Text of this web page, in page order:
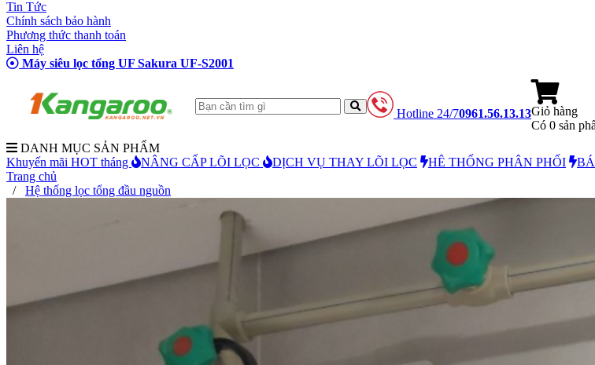
Tin Tức
Chính sách bảo hành
Phương thức thanh toán
Liên hệ
Máy siêu lọc tổng UF Sakura UF-S2001
Hotline 24/70961.56.13.13Giỏ hàng
Có 0 sản
DANH MỤC SẢN PHẨM
Khuyến mãi HOT tháng
NÂNG CẤP LÕI LỌC DỊCH VỤ THAY LÕI LỌC HÊ THỐNG PHÂN PHỐI
Trang chủ
/ Hệ thống lọc tổng đầu nguồn